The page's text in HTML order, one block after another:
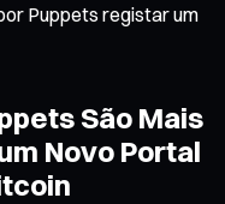
Puppets registar um
São Mais
Novo Portal